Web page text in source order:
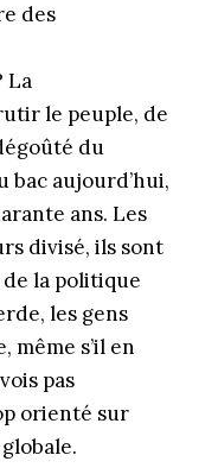
des
La
le peuple, de
du
bac aujourd’hui,
ans. Les
divisé, ils sont
la politique
les gens
même s’il en
pas
orienté sur